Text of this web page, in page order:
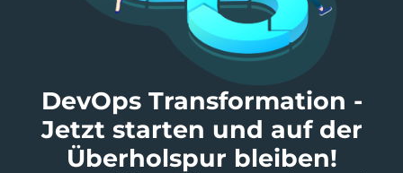
DevOps Transformation -
Jetzt starten und auf der
Überholspur bleiben!​